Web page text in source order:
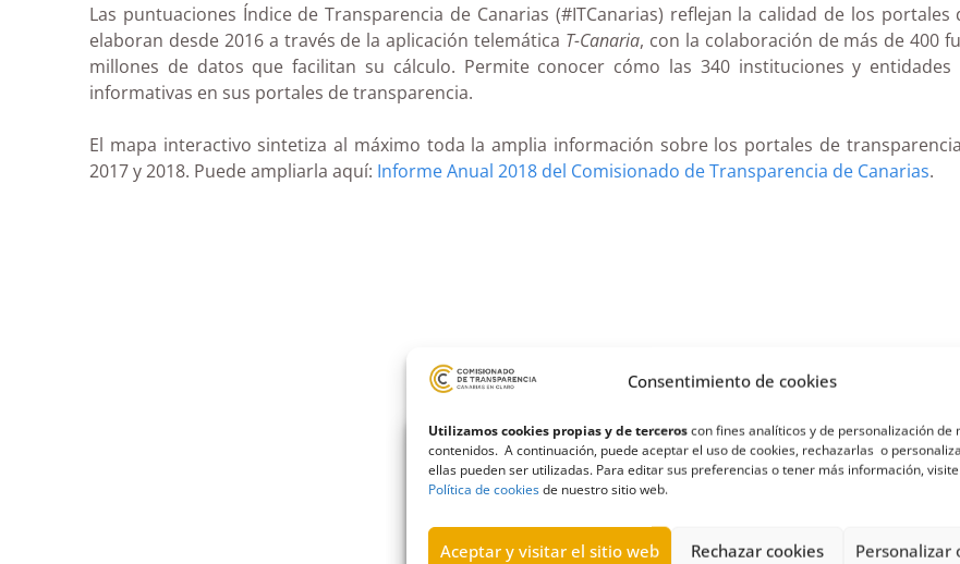
Consentimiento de cookies
Utilizamos cookies propias y de terceroscon fines analíticos y de personalización de
contenidos. A continuación, puede aceptar el uso de cookies, rechazarlas o
ellas pueden ser utilizadas. Para editar sus preferencias o tener más información,
Política de cookiesde nuestro sitio web.
Aceptar y visitar el sitio web Rechazar cookies Personalizar
Las puntuaciones Índice de Transparencia de Canarias (#ITCanarias) reflejan la calidad de los
elaboran desde 2016 a través de la aplicación telemática T-Canaria, con la colaboración de más de 400
millones de datos que facilitan su cálculo. Permite conocer cómo las 340 instituciones y
informativas en sus portales de transparencia.
El mapa interactivo sintetiza al máximo toda la amplia información sobre los portales de
2017 y 2018. Puede ampliarla aquí: Informe Anual 2018 del Comisionado de Transparencia de Canarias.